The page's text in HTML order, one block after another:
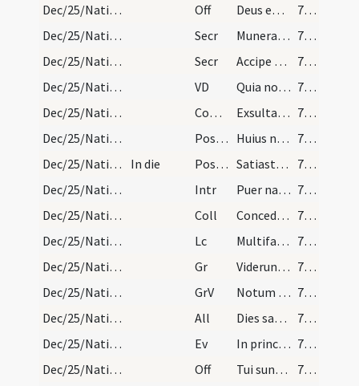
Dec/25/Nativitas/M2/Mass Propers
Off Deus enim firmavit orbem terrae
75 (3r)
Dec/25/Nativitas/M2/Mass Propers/1
Secr Munera nostra quaesumus Domine nativitatis hodiernae mysteriis
75 (3r)
Dec/25/Nativitas/M2/Mass Propers/2
Secr Accipe Domine quaesumus munera dignanter oblata
75 (3r)
Dec/25/Nativitas/M2/Mass Propers
VD Quia nostri Salvatoris hodie lux
75 (3r)
Dec/25/Nativitas/M2/Mass Propers
Comm Exsulta filia Sion
75 (3r)
Dec/25/Nativitas/M2/Mass Propers/1
Postcomm Huius nos Domine sacramenti semper
75 (3r)
Dec/25/Nativitas/M2/Mass Propers/2
In die Postcomm Satiasti Domine familiam tuam muneribus sacris
75 (3r)
Dec/25/Nativitas/M3/Mass Propers
Intr Puer natus est nobis
75 (3r)
Dec/25/Nativitas/M3/Mass Propers
Coll Concede quaesumus omnipotens Deus ut nos Unigeniti tui nova
75 (3r)
Dec/25/Nativitas/M3/Mass Propers
Lc Multifariam multisque modis
76 (3v)
Dec/25/Nativitas/M3/Mass Propers
Gr Viderunt omnes fines terrae
76 (3v)
Dec/25/Nativitas/M3/Mass Propers
GrV Notum fecit Dominus salutare suum
76 (3v)
Dec/25/Nativitas/M3/Mass Propers
All Dies sanctificatus illuxit nobis
76 (3v)
Dec/25/Nativitas/M3/Mass Propers
Ev In principio erat Verbum
76 (3v)
Dec/25/Nativitas/M3/Mass Propers
Off Tui sunt caeli
77 (3bis.r)